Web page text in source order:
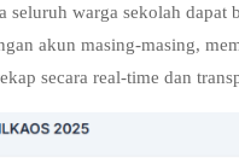
seluruh warga sekolah dapat
akun masing-masing,
secara real-time dan